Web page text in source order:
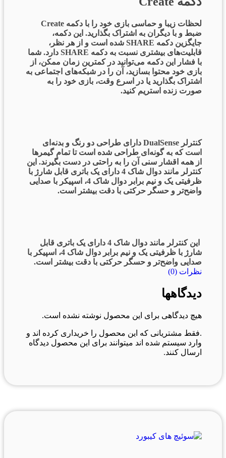
لحظات زیبا و حماسی بازی خود را با دکمه Create
ضبط و با دیگران به اشتراک بگذارید. این دکمه،
جایگزین دکمه SHARE شده است و از هر نظر،
قابلیت‌های بیشتری نسبت به دکمه SHARE دارد. شما
با فشار این دکمه می‌توانید در کمترین زمان ممکن، از
بازی خود محتوا بسازید، آن‌ را در شبکه‌های اجتماعی به
اشتراک بگذارید یا در اسرع وقت، بازی خود را به
صورت زنده استریم کنید.
کنترلر DualSense دارای طراحی دو رنگ و بدنه‌ای
است که به گونه‌ای طراحی شده است تا تمام گیمرها
از همه اقشار سنی آن را به راحتی در دست بگیرند. این
کنترلر مانند دوال شاک 4 دارای یک باتری قابل شارژ با
ظرفیتی یک و نیم برابر دوال شاک 4، اسپیکر با صدایی
واضح‌تر و حسگر حرکتی با دقت بیشتر است.
این کنترلر مانند دوال شاک 4 دارای یک باتری قابل
شارژ با ظرفیتی یک و نیم برابر دوال شاک 4، اسپیکر با
صدایی واضح‌تر و حسگر حرکتی با دقت بیشتر است.
نظرات (0)
دیدگاهها
هیچ دیدگاهی برای این محصول نوشته نشده است.
.فقط مشتریانی که این محصول را خریداری کرده اند و
وارد سیستم شده اند میتوانند برای این محصول دیدگاه
ارسال کنند.